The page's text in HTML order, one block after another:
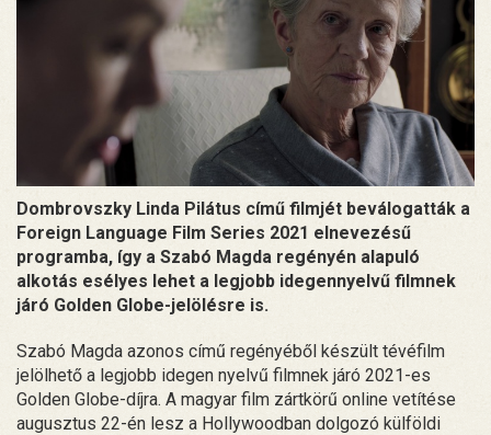
Dombrovszky Linda Pilátus című filmjét beválogatták a
Foreign Language Film Series 2021 elnevezésű
programba, így a Szabó Magda regényén alapuló
alkotás esélyes lehet a legjobb idegennyelvű filmnek
járó Golden Globe-jelölésre is.
Szabó Magda azonos című regényéből készült tévéfilm
jelölhető a legjobb idegen nyelvű filmnek járó 2021-es
Golden Globe-díjra. A magyar film zártkörű online vetítése
augusztus 22-én lesz a Hollywoodban dolgozó külföldi